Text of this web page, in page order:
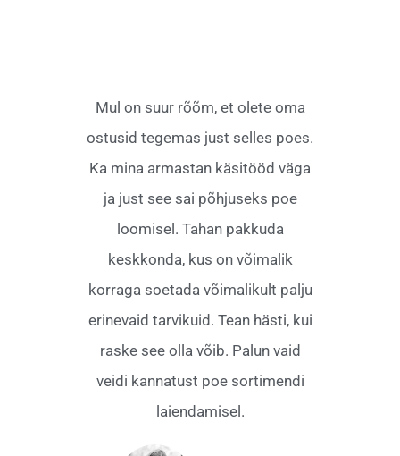
Mul on suur rõõm, et olete oma
ostusid tegemas just selles poes.
Ka mina armastan käsitööd väga
ja just see sai põhjuseks poe
loomisel. Tahan pakkuda
keskkonda, kus on võimalik
korraga soetada võimalikult palju
erinevaid tarvikuid. Tean hästi, kui
raske see olla võib. Palun vaid
veidi kannatust poe sortimendi
laiendamisel.